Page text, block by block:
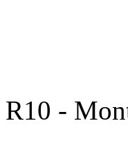
R10 -